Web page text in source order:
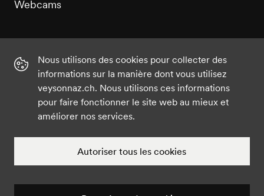
Webcams
YouTube
Nous utilisons des cookies pour collecter des
informations sur la manière dont vous utilisez
veysonnaz.ch. Nous utilisons ces informations
pour faire fonctionner le site web au mieux et
améliorer nos services.